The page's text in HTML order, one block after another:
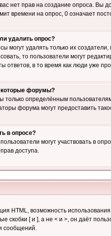
нет прав на создание опроса. Вы
времени на опрос, 0 означает
удалить опрос?
могут удалять только их
то пользователи могут
ответов, в то время как люди уже
форумы?
определённым
форума могут предоставить
в опросе?
могут участвовать в
доступа.
HTML, возможность
скобки [ и ], а не < и >, он даёт
сообщений.